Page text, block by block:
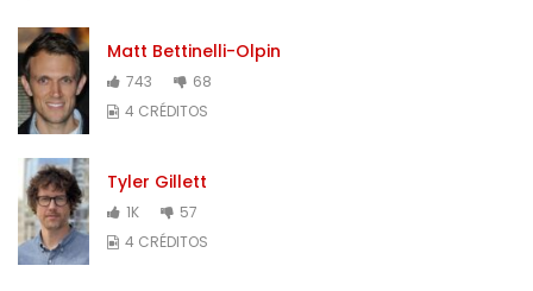
Matt Bettinelli-Olpin
743
68
4 CRÉDITOS
Tyler Gillett
1K
57
4 CRÉDITOS